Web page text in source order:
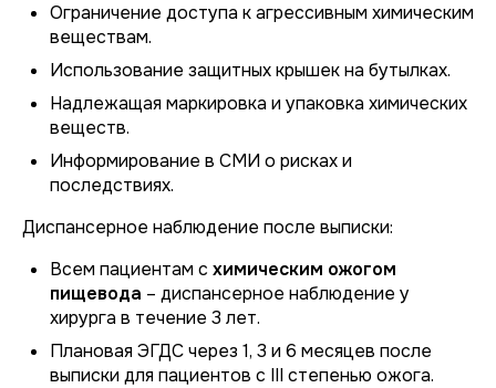
Ограничение доступа к агрессивным химическим
веществам.
Использование защитных крышек на бутылках.
Надлежащая маркировка и упаковка химических
веществ.
Информирование в СМИ о рисках и
последствиях.
Диспансерное наблюдение после выписки:
Всем пациентам с химическим ожогом
пищевода – диспансерное наблюдение у
хирурга в течение 3 лет.
Плановая ЭГДС через 1, 3 и 6 месяцев после
выписки для пациентов с III степенью ожога.